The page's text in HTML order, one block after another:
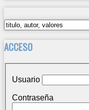
ACCESO
Usuario
Contraseña